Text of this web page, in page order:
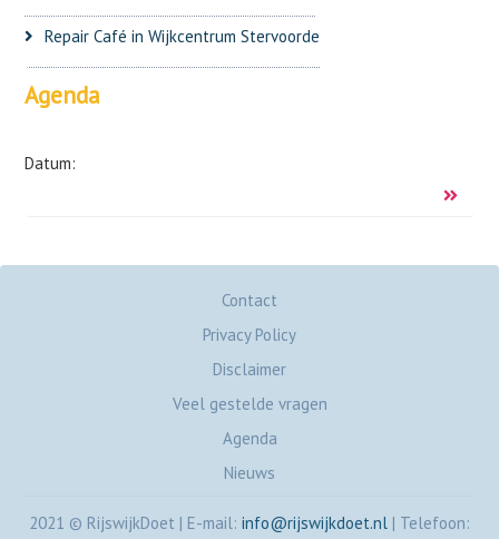
Repair Café in Wijkcentrum Stervoorde
Agenda
Datum:
Contact
Privacy Policy
Disclaimer
Veel gestelde vragen
Agenda
Nieuws
2021 © RijswijkDoet | E-mail: info@rijswijkdoet.nl | Telefoon: